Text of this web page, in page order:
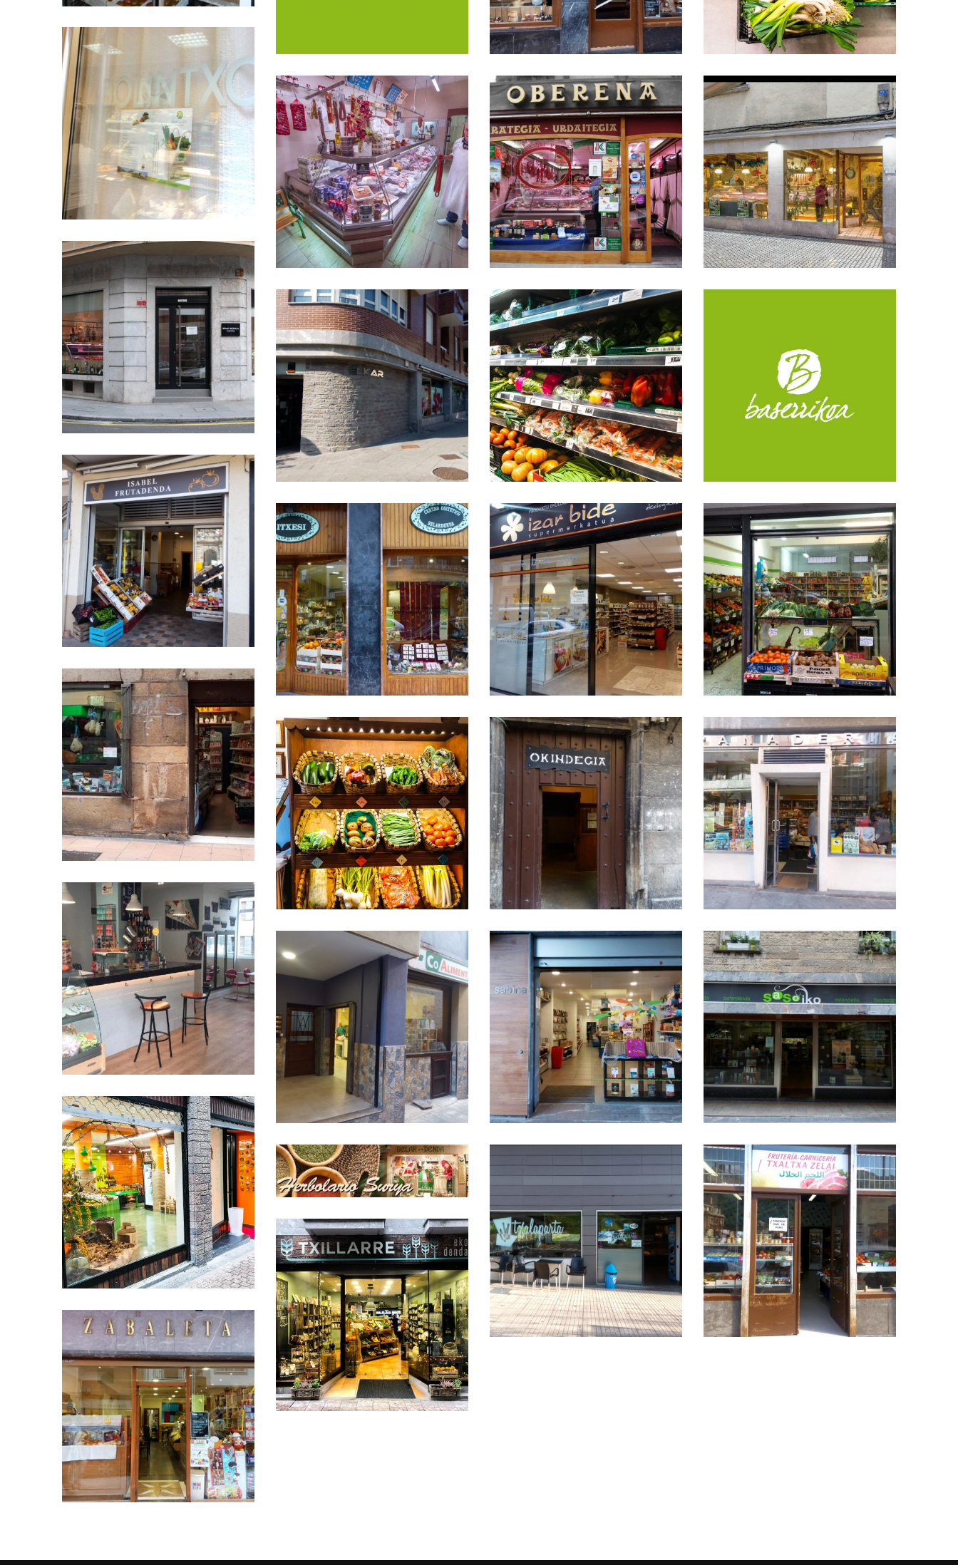
Amaia Frutadenda
ARRIZABALAGA HARATEGIA
Arrizabalaga harategia
Artamendi harategia BEHEKO EROSKI
Beheko Eroski
Bolintxo
Carnicería Iñarra Carnicería Oberena Carnicería Otzarreta
Carnicería Rezola
ELKAR AUTOSERBITZUAK EROSKI GOIKOA
Eroski Goikoa
Gloria
ISABEL FRUTADENDA
Isabel frutandenda
Itxesi Izar bide Legarre
Maria Ospitxal
MILA FRUTADENDA
Mila Frutadenda
Panadei Berri Panadería Isasi
Pastelería Tarte
Potero Sabina SASOIKO
SASOIKO
SUKIA FRUTADENDA
SUKIA FRUTADENDA
Surya